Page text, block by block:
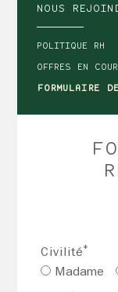
NOUS
POLITIQUE RH
OFFRES EN
FORMULAIRE
Civilité*
Madame